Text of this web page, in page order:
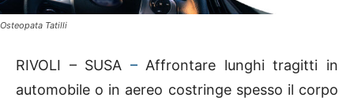
Osteopata Tatilli
RIVOLI – SUSA –Affrontare lunghi tragitti in
automobile o in aereo costringe spesso il corpo